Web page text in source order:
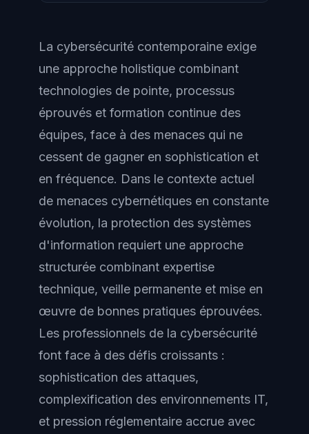
La cybersécurité contemporaine exige
une approche holistique combinant
technologies de pointe, processus
éprouvés et formation continue des
équipes, face à des menaces qui ne
cessent de gagner en sophistication et
en fréquence. Dans le contexte actuel
de menaces cybernétiques en constante
évolution, la protection des systèmes
d'information requiert une approche
structurée combinant expertise
technique, veille permanente et mise en
œuvre de bonnes pratiques éprouvées.
Les professionnels de la cybersécurité
font face à des défis croissants :
sophistication des attaques,
complexification des environnements IT,
et pression réglementaire accrue avec